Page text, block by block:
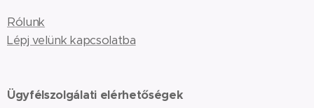
Rólunk
Lépj velünk kapcsolatba
Ügyfélszolgálati elérhetőségek